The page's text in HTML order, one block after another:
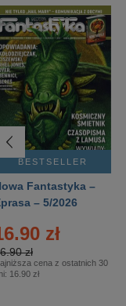
BESTSELLER
Fantastyka –
– 5/2026
zł
zł
cena z ostatnich 30
16.90 zł